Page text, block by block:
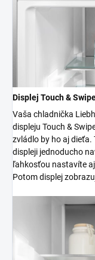
Displej Touch &
Vaša chladnička
displeju Touch &
zvládlo by ho aj
displeji jednoducho
ľahkosťou nastavíte
Potom displej